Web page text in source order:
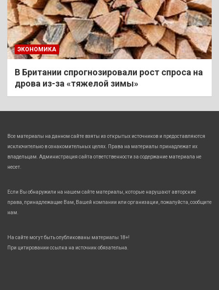
ЭКОНОМИКА
В Британии спрогнозировали рост спроса на
дрова из-за «тяжелой зимы»
Все материалы на данном сайте взяты из открытых источников и предоставляются
исключительно в ознакомительных целях. Права на материалы принадлежат их
владельцам. Администрация сайта ответственности за содержание материала не
несет.
Если Вы обнаружили на нашем сайте материалы, которые нарушают авторские
права, принадлежащие Вам, Вашей компании или организации, пожалуйста, сообщите
нам.
На сайте могут быть опубликованы материалы 18+!
При цитировании ссылка на источник обязательна.